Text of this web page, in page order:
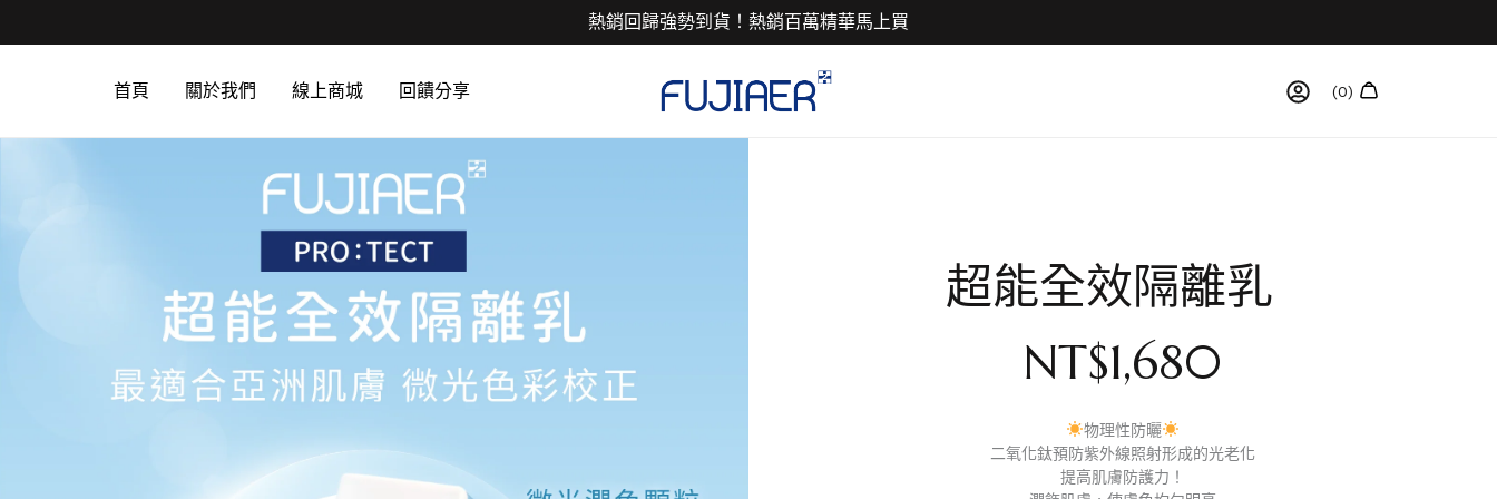
熱銷回歸強勢到貨！熱銷百萬精華馬上買
首頁 關於我們 線上商城 回饋分享
超能全效隔離乳
NT$1,680
物理性防曬
二氧化鈦預防紫外線照射形成的光老化
提高肌膚防護力！